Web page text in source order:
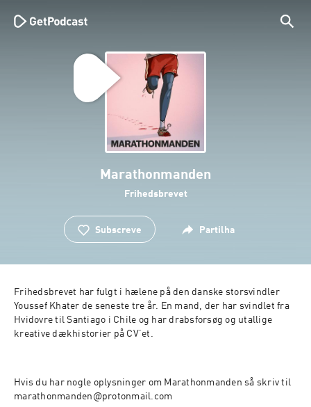
Marathonmanden
Frihedsbrevet
Subscreve Partilha
Frihedsbrevet har fulgt i hælene på den danske storsvindler
Youssef Khater de seneste tre år. En mand, der har svindlet fra
Hvidovre til Santiago i Chile og har drabsforsøg og utallige
kreative dækhistorier på CV’et.
Hvis du har nogle oplysninger om Marathonmanden så skriv til
marathonmanden@protonmail.com